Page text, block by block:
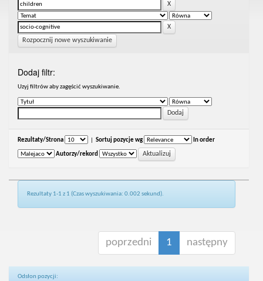
Rozpocznij nowe wyszukiwanie
Dodaj filtr:
Uzyj filtrów aby zagęścić wyszukiwanie.
Rezultaty/Strona Sortuj pozycje wg In order
Autorzy/rekord
Rezultaty 1-1 z 1 (Czas wyszukiwania: 0.002 sekund).
poprzedni 1 następny
Odsłon pozycji: